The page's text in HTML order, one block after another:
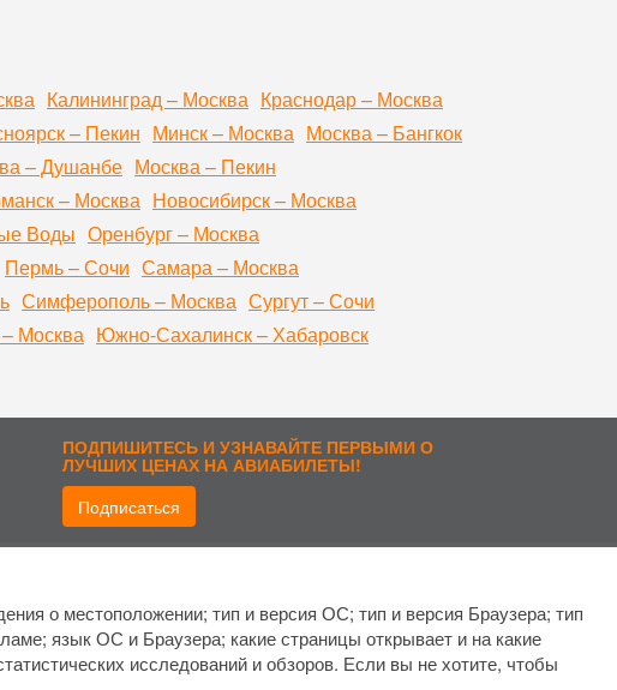
Калининград – Москва Краснодар – Москва
– Пекин Минск – Москва Москва – Бангкок
– Душанбе Москва – Пекин
– Москва Новосибирск – Москва
Воды Оренбург – Москва
Пермь – Сочи Самара – Москва
Симферополь – Москва Сургут – Сочи
Москва Южно-Сахалинск – Хабаровск
ПОДПИШИТЕСЬ И УЗНАВАЙТЕ ПЕРВЫМИ О
ЛУЧШИХ ЦЕНАХ НА АВИАБИЛЕТЫ!
Подписаться
о местоположении; тип и версия ОС; тип и версия Браузера; тип
язык ОС и Браузера; какие страницы открывает и на какие
исследований и обзоров. Если вы не хотите, чтобы